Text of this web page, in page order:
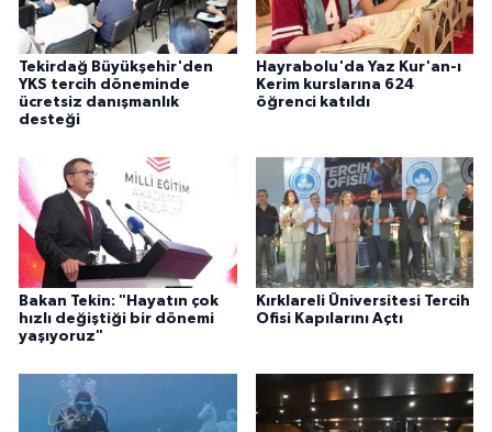
Tekirdağ Büyükşehir'den
YKS tercih döneminde
ücretsiz danışmanlık
desteği
Hayrabolu'da Yaz Kur'an-ı
Kerim kurslarına 624
öğrenci katıldı
Bakan Tekin: "Hayatın çok
hızlı değiştiği bir dönemi
yaşıyoruz"
Kırklareli Üniversitesi Tercih
Ofisi Kapılarını Açtı